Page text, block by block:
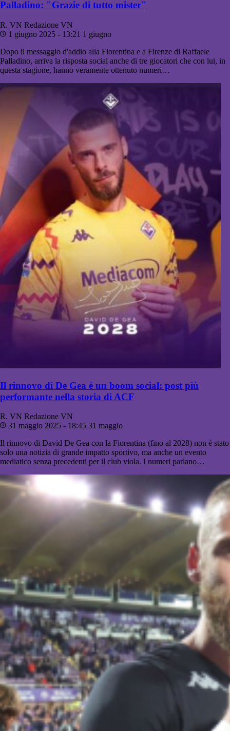
Palladino: "Grazie di tutto mister"
R. VN Redazione VN
1 giugno 2025 - 13:21 1 giugno
Dopo il messaggio d'addio alla Fiorentina e a Firenze di Raffaele
Palladino, arriva la risposta social anche di tre giocatori che con lui, in
questa stagione, hanno veramente ottenuto numeri…
Il rinnovo di De Gea è un boom social: post più
performante nella storia di ACF
R. VN Redazione VN
31 maggio 2025 - 18:45 31 maggio
Il rinnovo di David De Gea con la Fiorentina (fino al 2028) non è stato
solo una notizia di grande impatto sportivo, ma anche un evento
mediatico senza precedenti per il club viola. I numeri parlano…